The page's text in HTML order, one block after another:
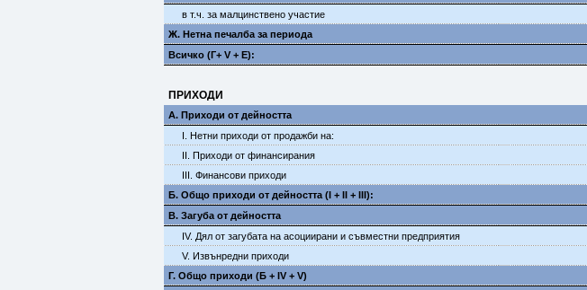
в т.ч. за малцинствено участие
Ж. Нетна печалба за периода
Всичко (Г+ V + Е):
ПРИХОДИ
А. Приходи от дейността
I. Нетни приходи от продажби на:
II. Приходи от финансирания
III. Финансови приходи
Б. Общо приходи от дейността (I + II + III):
В. Загуба от дейността
IV. Дял от загубата на асоциирани и съвместни предприятия
V. Извънредни приходи
Г. Общо приходи (Б + IV + V)